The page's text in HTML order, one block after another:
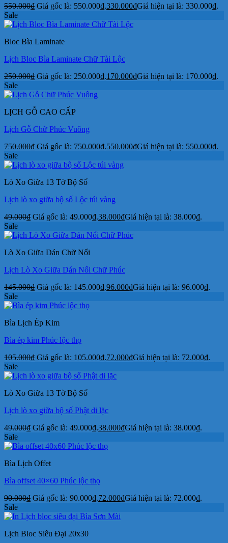
550.000₫ Giá gốc là: 550.000₫.330.000₫Giá hiện tại là: 330.000₫.
Sale
Bloc Bìa Laminate
Lịch Bloc Bìa Laminate Chữ Tài Lộc
250.000₫ Giá gốc là: 250.000₫.170.000₫Giá hiện tại là: 170.000₫.
Sale
LỊCH GỖ CAO CẤP
Lịch Gỗ Chữ Phúc Vuông
750.000₫ Giá gốc là: 750.000₫.550.000₫Giá hiện tại là: 550.000₫.
Sale
Lò Xo Giữa 13 Tờ Bộ Số
Lịch lò xo giữa bộ số Lộc túi vàng
49.000₫ Giá gốc là: 49.000₫.38.000₫Giá hiện tại là: 38.000₫.
Sale
Lò Xo Giữa Dán Chữ Nổi
Lịch Lò Xo Giữa Dán Nổi Chữ Phúc
145.000₫ Giá gốc là: 145.000₫.96.000₫Giá hiện tại là: 96.000₫.
Sale
Bìa Lịch Ép Kim
Bìa ép kim Phúc lộc thọ
105.000₫ Giá gốc là: 105.000₫.72.000₫Giá hiện tại là: 72.000₫.
Sale
Lò Xo Giữa 13 Tờ Bộ Số
Lịch lò xo giữa bộ số Phật di lặc
49.000₫ Giá gốc là: 49.000₫.38.000₫Giá hiện tại là: 38.000₫.
Sale
Bìa Lịch Offet
Bìa offset 40×60 Phúc lộc thọ
90.000₫ Giá gốc là: 90.000₫.72.000₫Giá hiện tại là: 72.000₫.
Sale
Lịch Bloc Siêu Đại 20x30